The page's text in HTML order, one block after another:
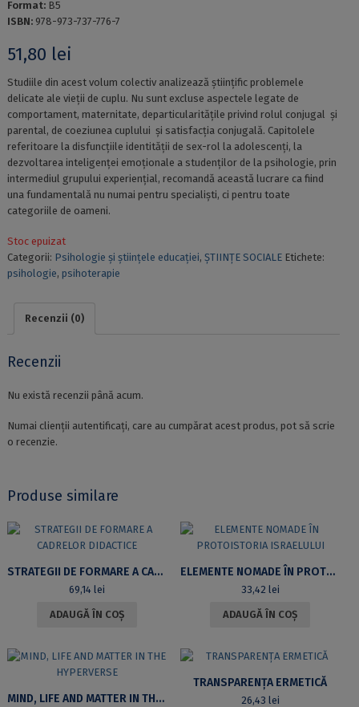
Format: B5
ISBN: 978-973-737-776-7
51,80 lei
Studiile din acest volum colectiv analizează științific problemele
delicate ale vieții de cuplu. Nu sunt excluse aspectele legate de
comportament, maternitate, departicularitățile privind rolul conjugal și
parental, de coeziunea cuplului și satisfacția conjugală. Capitolele
referitoare la disfuncțiile identității de sex-rol la adolescenți, la
dezvoltarea inteligenței emoționale a studenților de la psihologie, prin
intermediul grupului experiențial, recomandă această lucrare ca fiind
una fundamentală nu numai pentru specialiști, ci pentru toate
categoriile de oameni.
Stoc epuizat
Categorii: Psihologie și științele educației, ȘTIINȚE SOCIALE Etichete:
psihologie, psihoterapie
Recenzii (0)
Recenzii
Nu există recenzii până acum.
Numai clienții autentificați, care au cumpărat acest produs, pot să scrie
o recenzie.
Produse similare
STRATEGII DE FORMARE A CADRELOR DIDACTICE
69,14 lei
ADAUGĂ ÎN COȘ
ELEMENTE NOMADE ÎN PROTOISTORIA ISRAELULUI
33,42 lei
ADAUGĂ ÎN COȘ
MIND, LIFE AND MATTER IN THE HYPERVERSE
TRANSPARENȚA ERMETICĂ
26,43 lei